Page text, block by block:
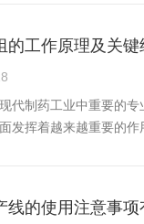
的工作原理及关键
代制药工业中重要的
发挥着越来越重要的
线的使用注意事项